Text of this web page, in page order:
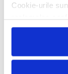
Cookie-urile
Cere oferta